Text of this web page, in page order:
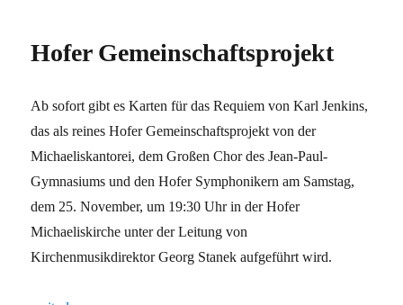
Hofer Gemeinschaftsprojekt
Ab sofort gibt es Karten für das Requiem von Karl Jenkins,
das als reines Hofer Gemeinschaftsprojekt von der
Michaeliskantorei, dem Großen Chor des Jean-Paul-
Gymnasiums und den Hofer Symphonikern am Samstag,
dem 25. November, um 19:30 Uhr in der Hofer
Michaeliskirche unter der Leitung von
Kirchenmusikdirektor Georg Stanek aufgeführt wird.